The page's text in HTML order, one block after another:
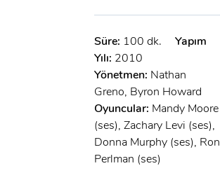
Süre: 100 dk.
Yapım
Yılı: 2010
Yönetmen: Nathan
Greno, Byron Howard
Oyuncular: Mandy Moore
(ses), Zachary Levi (ses),
Donna Murphy (ses), Ron
Perlman (ses)